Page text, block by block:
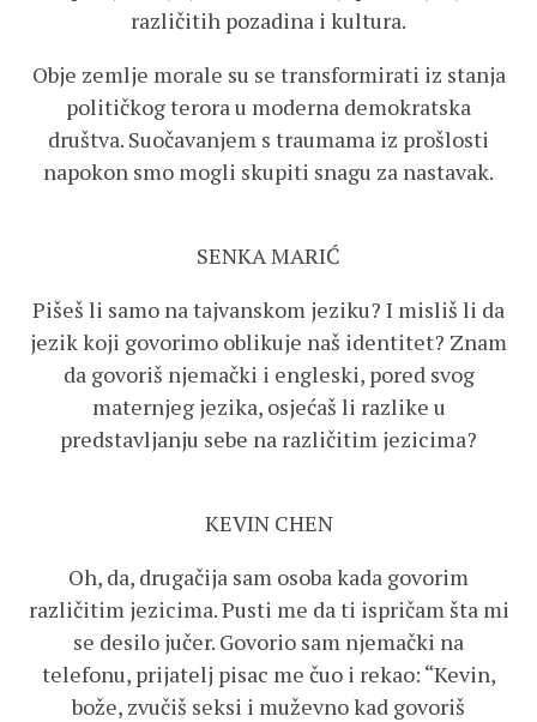
različitih pozadina i kultura.
Obje zemlje morale su se transformirati iz stanja
političkog terora u moderna demokratska
društva. Suočavanjem s traumama iz prošlosti
napokon smo mogli skupiti snagu za nastavak.
SENKA MARIĆ
Pišeš li samo na tajvanskom jeziku? I misliš li da
jezik koji govorimo oblikuje naš identitet? Znam
da govoriš njemački i engleski, pored svog
maternjeg jezika, osjećaš li razlike u
predstavljanju sebe na različitim jezicima?
KEVIN CHEN
Oh, da, drugačija sam osoba kada govorim
različitim jezicima. Pusti me da ti ispričam šta mi
se desilo jučer. Govorio sam njemački na
telefonu, prijatelj pisac me čuo i rekao: “Kevin,
bože, zvučiš seksi i muževno kad govoriš